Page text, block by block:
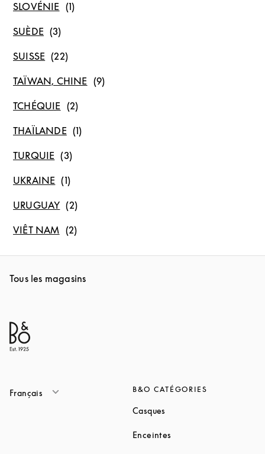
SLOVÉNIE
SUÈDE
SUISSE
TAÏWAN, CHINE
TCHÉQUIE
THAÏLANDE
TURQUIE
UKRAINE
URUGUAY
VIÊT NAM
Tous les magasins
Français B&O CATÉGORIES
Casques
Enceintes